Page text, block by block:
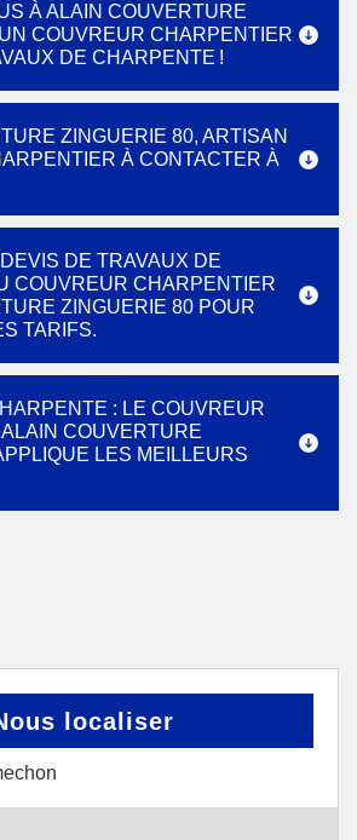
À ALAIN COUVERTURE
COUVREUR CHARPENTIER
DE CHARPENTE !
ZINGUERIE 80, ARTISAN
À CONTACTER À
DE TRAVAUX DE
COUVREUR CHARPENTIER
ZINGUERIE 80 POUR
TARIFS.
: LE COUVREUR
COUVERTURE
LES MEILLEURS
localiser